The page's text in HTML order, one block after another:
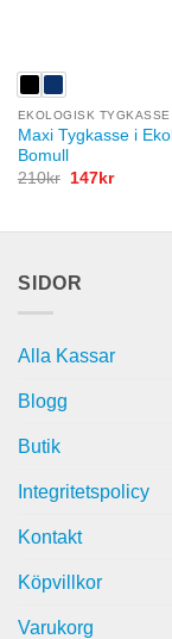
EKOLOGISK TYGKASSE
Maxi Tygkasse i
Bomull
210kr
Det
147krDet
SIDOR
Alla Kassar
Blogg
Butik
Integritetspolicy
Kontakt
Köpvillkor
Varukorg